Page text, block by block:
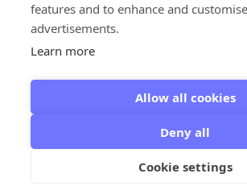
features and to enhance and
advertisements.
Learn more
Allow all cookies
Deny all
Cookie settings